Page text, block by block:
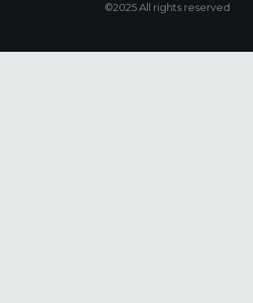
©2025 All rights reserved